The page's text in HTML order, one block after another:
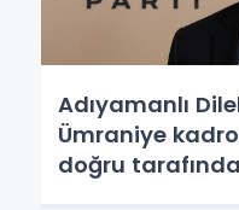
Adıyamanlı
Ümraniye
doğru